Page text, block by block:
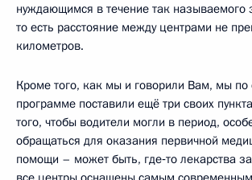
нуждающимся в течение так называемого
то есть расстояние между центрами не
километров.
Кроме того, как мы и говорили Вам, мы по
программе поставили ещё три своих
того, чтобы водители могли в период,
обращаться для оказания первичной
помощи – может быть, где‑то лекарства